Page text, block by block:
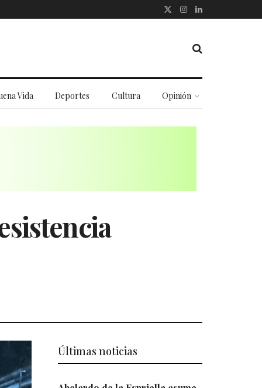
Vida Deportes Cultura Opinión
Últimas noticias